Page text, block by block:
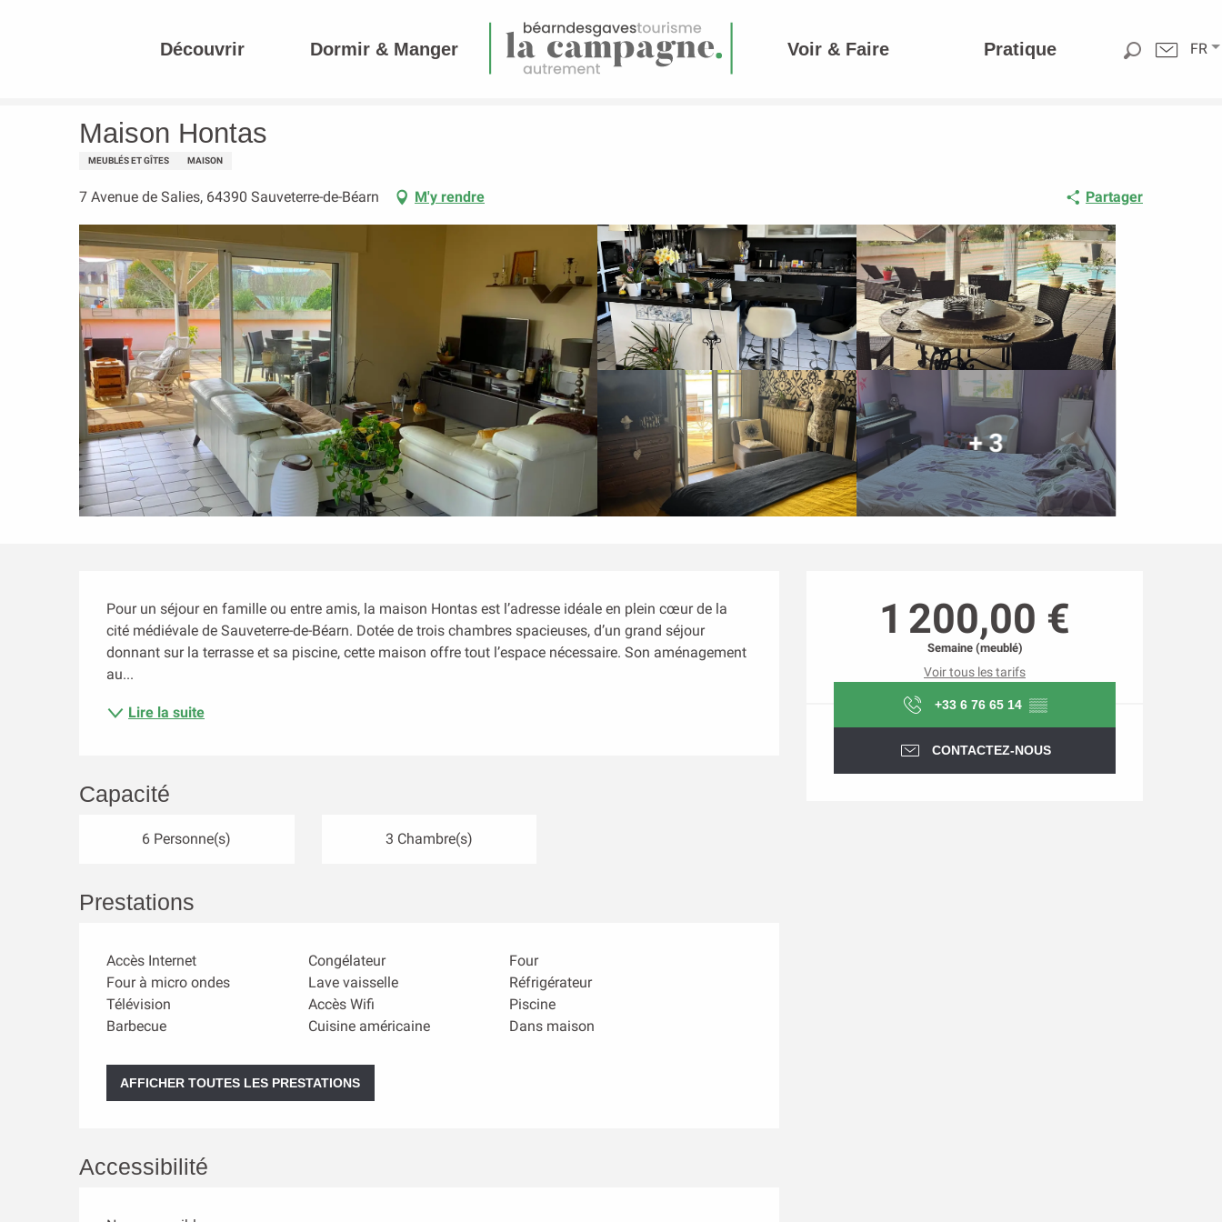
FR
Découvrir Dormir & Manger Voir & Faire Pratique
Maison Hontas
MEUBLÉS ET GÎTES MAISON
7 Avenue de Salies, 64390 Sauveterre-de-Béarn M'y rendre Partager
+ 3
1 200,00 €
Semaine (meublé)
Voir tous les tarifs
+33 6 76 65 14 ▒▒
CONTACTEZ-NOUS
Pour un séjour en famille ou entre amis, la maison Hontas est l’adresse idéale en plein cœur de la
cité médiévale de Sauveterre-de-Béarn. Dotée de trois chambres spacieuses, d’un grand séjour
donnant sur la terrasse et sa piscine, cette maison offre tout l’espace nécessaire. Son aménagement
au...
Lire la suite
Capacité
6 Personne(s) 3 Chambre(s)
Prestations
Accès Internet Congélateur
Four
Four à micro ondes
Lave vaisselle
Réfrigérateur
Télévision
Accès Wifi
Piscine
Barbecue
Cuisine américaine Dans maison
AFFICHER TOUTES LES PRESTATIONS
Accessibilité